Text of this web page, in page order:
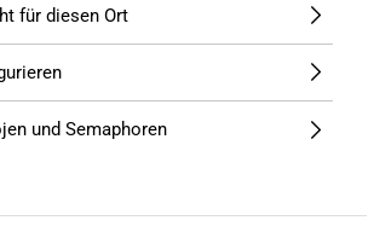
für diesen Ort
und Semaphoren